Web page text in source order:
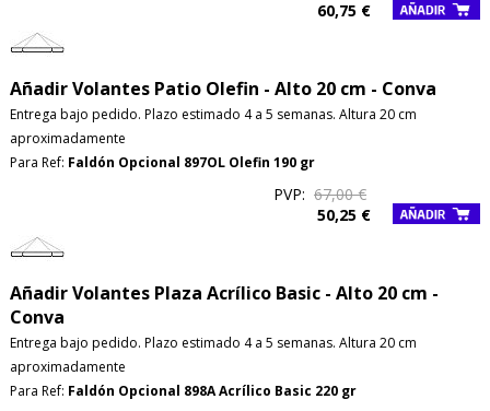
60,75 €
Añadir Volantes Patio Olefin - Alto 20 cm - Conva
Entrega bajo pedido. Plazo estimado 4 a 5 semanas. Altura 20 cm
aproximadamente
Para Ref: Faldón Opcional 897OL Olefin 190 gr
PVP: 67,00 €
50,25 €
Añadir Volantes Plaza Acrílico Basic - Alto 20 cm -
Conva
Entrega bajo pedido. Plazo estimado 4 a 5 semanas. Altura 20 cm
aproximadamente
Para Ref: Faldón Opcional 898A Acrílico Basic 220 gr